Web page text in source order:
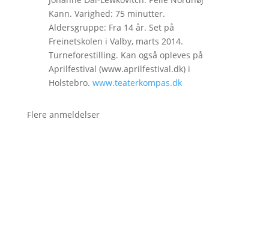
Kann. Varighed: 75 minutter.
Aldersgruppe: Fra 14 år. Set på
Freinetskolen i Valby, marts 2014.
Turneforestilling. Kan også opleves på
Aprilfestival (www.aprilfestival.dk) i
Holstebro. www.teaterkompas.dk
Flere anmeldelser